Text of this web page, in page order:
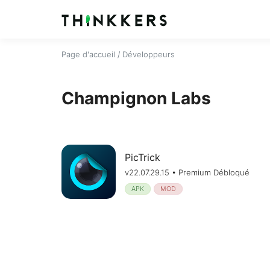
Page d'accueil / Développeurs
Champignon Labs
PicTrick
v22.07.29.15 • Premium Débloqué
APK MOD